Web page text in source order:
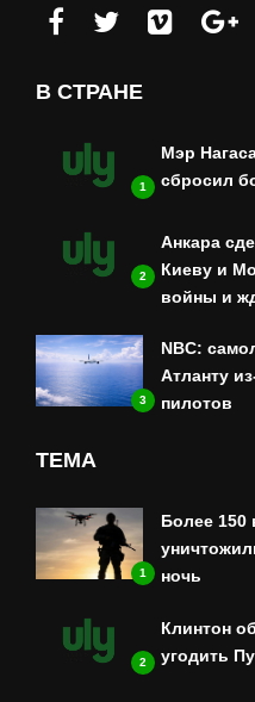
В СТРАНЕ
1
Мэр
сбросил
2
Анкара
Киеву и
войны и
3
NBC:
Атланту
пилотов
ТЕМА
1
Более 150
ночь
2
Клинтон
угодить